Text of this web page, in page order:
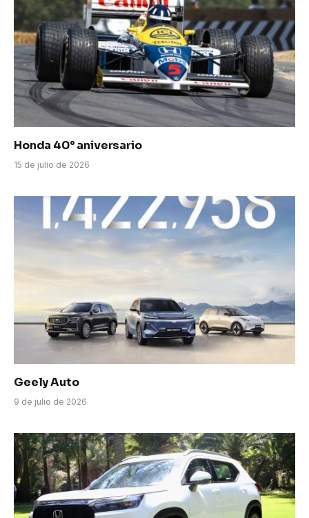
Honda 40° aniversario
15 de julio de 2026
Geely Auto
9 de julio de 2026